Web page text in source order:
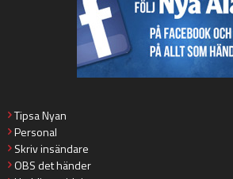
Tipsa Nyan
Personal
Skriv insändare
OBS det händer